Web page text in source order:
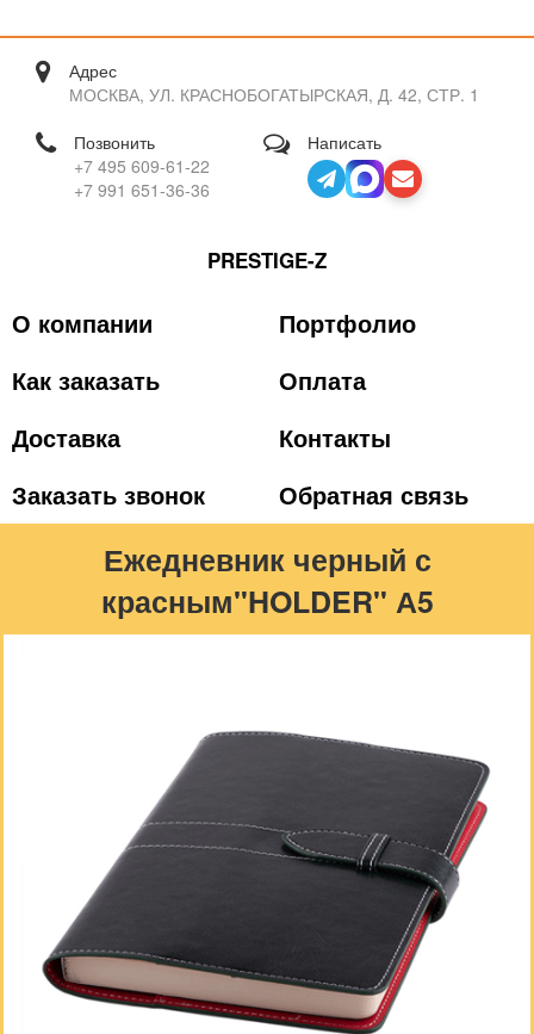
Адрес
МОСКВА, УЛ. КРАСНОБОГАТЫРСКАЯ, Д. 42, СТР. 1
Позвонить
+7 495 609-61-22
+7 991 651-36-36
Написать
PRESTIGE-Z
О компании
Портфолио
Как заказать
Оплата
Доставка
Контакты
Заказать звонок
Обратная связь
Ежедневник черный с
красным"HOLDER" А5